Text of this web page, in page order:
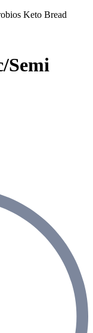
Keto Bread
Semi